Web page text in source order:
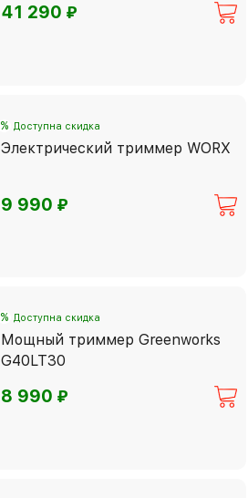
41 290⃏
% Доступна скидка
Электрический триммер WORX
9 990⃏
% Доступна скидка
Мощный триммер Greenworks
G40LT30
8 990⃏